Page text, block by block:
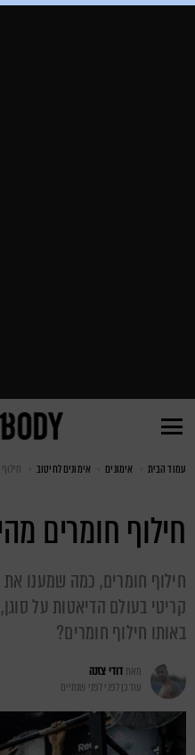
You are here:
עמוד הבית אימונים אימונים לחיטוב
חילוף חומרים
חילוף חומרים, כמה שמענו
קריטי בעולם הדיאטות על
באותו חילוף חומרים?
מאתדודי צזנה
עודכן לפנילפני שנתיים